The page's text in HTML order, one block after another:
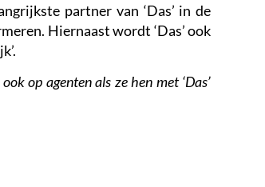
partner van ‘Das’ in de
Hiernaast wordt ‘Das’ ook
op agenten als ze hen met ‘Das’